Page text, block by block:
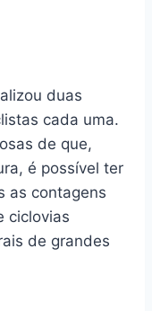
duas
cada uma.
de que,
é possível ter
as contagens
ciclovias
de grandes